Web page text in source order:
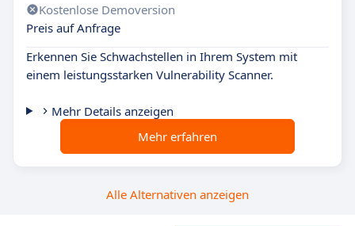
Kostenlose Demoversion
Preis auf Anfrage
Erkennen Sie Schwachstellen in Ihrem System mit
einem leistungsstarken Vulnerability Scanner.
Mehr Details anzeigen
Mehr erfahren
Alle Alternativen anzeigen